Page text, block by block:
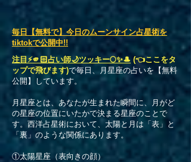
​毎日【無料で】今日のムーンサイン占星術を
tiktokで公開中!!
注目⚡️🫵🏻占い師🌙ツッキー🌕✨🎩 (👈ここをタ
ップで飛びます)で毎日、月星座の占いを【無料
公開】しています。
月星座とは、あなたが生まれた瞬間に、月がど
の星座の位置にいたかで決まる星座のことで
す。西洋占星術において、太陽と月は「表」と
「裏」のような関係にあります。
①太陽星座（表向きの顔）